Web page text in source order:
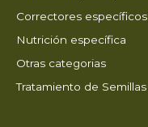
Correctores específicos
Nutrición específica
Otras categorias
Tratamiento de Semillas